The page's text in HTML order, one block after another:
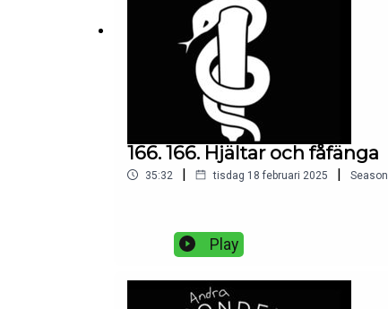
166. 166. Hjältar och fåfänga
35:32 | tisdag 18 februari 2025 | Season
Play